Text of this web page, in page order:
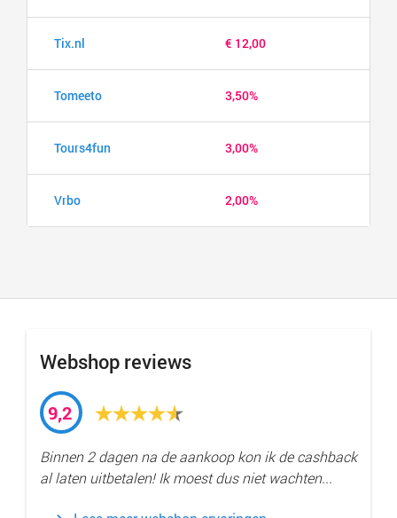
Tix.nl € 12,00
Tomeeto 3,50%
Tours4fun 3,00%
Vrbo 2,00%
Webshop reviews
9,2
Binnen 2 dagen na de aankoop kon ik de cashback
al laten uitbetalen! Ik moest dus niet wachten...